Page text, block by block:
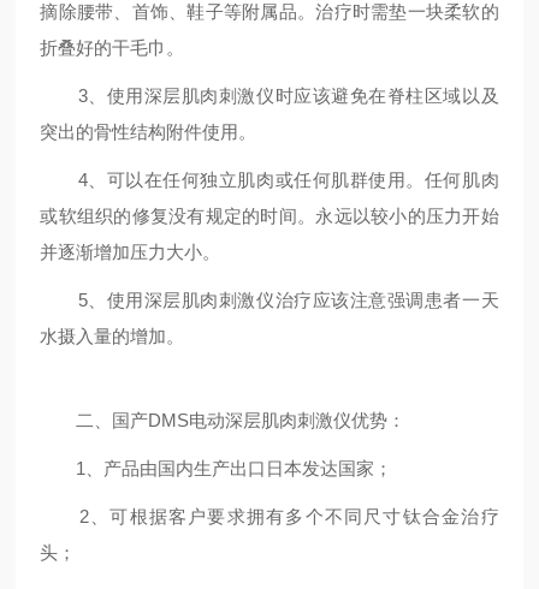
摘除腰带、首饰、鞋子等附属品。治疗时需垫一块柔软的
折叠好的干毛巾。
3、使用深层肌肉刺激仪时应该避免在脊柱区域以及
突出的骨性结构附件使用。
4、可以在任何独立肌肉或任何肌群使用。任何肌肉
或软组织的修复没有规定的时间。永远以较小的压力开始
并逐渐增加压力大小。
5、使用深层肌肉刺激仪治疗应该注意强调患者一天
水摄入量的增加。
二、国产DMS电动深层肌肉刺激仪优势：
1、产品由国内生产出口日本发达国家；
2、可根据客户要求拥有多个不同尺寸钛合金治疗
头；